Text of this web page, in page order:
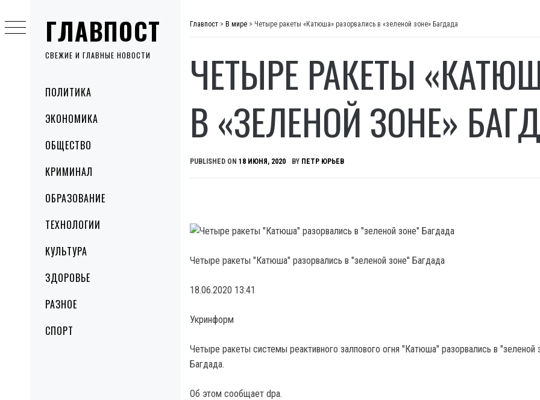
ГЛАВПОСТ
СВЕЖИЕ И ГЛАВНЫЕ НОВОСТИ
MenuПОЛИТИКА
ЭКОНОМИКА
ОБЩЕСТВО
КРИМИНАЛ
ОБРАЗОВАНИЕ
ТЕХНОЛОГИИ
КУЛЬТУРА
ЗДОРОВЬЕ
РАЗНОЕ
СПОРТ
to
content
Главпост > В мире > Четыре ракеты «Катюша» разорвались в «зеленой зоне» Багдада
ЧЕТЫРЕ РАКЕТЫ
В «ЗЕЛЕНОЙ ЗОНЕ»
PUBLISHED ON 18 ИЮНЯ, 2020 BY ПЕТР ЮРЬЕВ
Четыре ракеты "Катюша" разорвались в "зеленой зоне" Багдада
18.06.2020 13:41
Укринформ
Четыре ракеты системы реактивного залпового огня "Катюша" разорвались в "зеленой
Багдада.
Об этом сообщает dpa.